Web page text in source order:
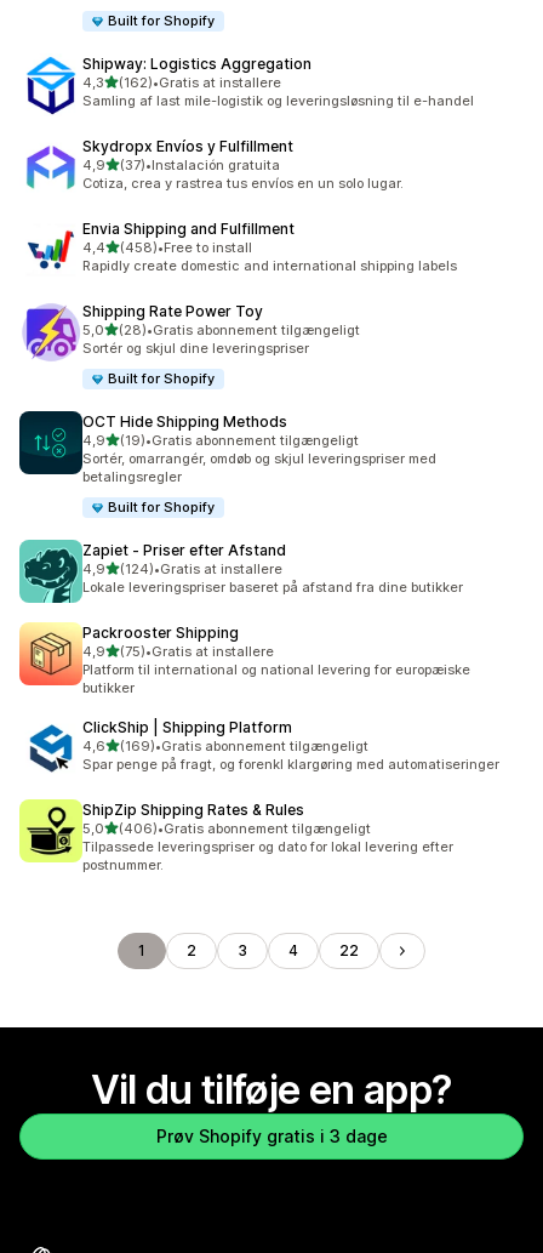
Built for Shopify
Shipway: Logistics Aggregation
4,3ud af 5 stjerner
(162)
162 anmeldelser i alt
•Gratis at installere
Samling af last mile-logistik og leveringsløsning til e-handel
Skydropx Envíos y Fulfillment
4,9ud af 5 stjerner
(37)
37 anmeldelser i alt
•Instalación gratuita
Cotiza, crea y rastrea tus envíos en un solo lugar.
Envia Shipping and Fulfillment
4,4ud af 5 stjerner
(458)
458 anmeldelser i alt
•Free to install
Rapidly create domestic and international shipping labels
Shipping Rate Power Toy
5,0ud af 5 stjerner
(28)
28 anmeldelser i alt
•Gratis abonnement tilgængeligt
Sortér og skjul dine leveringspriser
Built for Shopify
OCT Hide Shipping Methods
4,9ud af 5 stjerner
(19)
19 anmeldelser i alt
•Gratis abonnement tilgængeligt
Sortér, omarrangér, omdøb og skjul leveringspriser med
betalingsregler
Built for Shopify
Zapiet ‑ Priser efter Afstand
4,9ud af 5 stjerner
(124)
124 anmeldelser i alt
•Gratis at installere
Lokale leveringspriser baseret på afstand fra dine butikker
Packrooster Shipping
4,9ud af 5 stjerner
(75)
75 anmeldelser i alt
•Gratis at installere
Platform til international og national levering for europæiske
butikker
ClickShip | Shipping Platform
4,6ud af 5 stjerner
(169)
169 anmeldelser i alt
•Gratis abonnement tilgængeligt
Spar penge på fragt, og forenkl klargøring med automatiseringer
ShipZip Shipping Rates & Rules
5,0ud af 5 stjerner
(406)
406 anmeldelser i alt
•Gratis abonnement tilgængeligt
Tilpassede leveringspriser og dato for lokal levering efter
postnummer.
1 2 3 4 22
Vil du tilføje en app?
Prøv Shopify gratis i 3 dage